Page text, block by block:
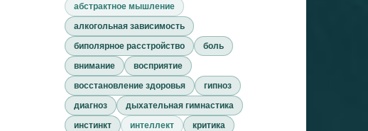
абстрактное мышление
алкогольная зависимость
биполярное расстройство
боль
внимание
восприятие
восстановление здоровья
гипноз
диагноз
дыхательная гимнастика
инстинкт
интеллект
критика